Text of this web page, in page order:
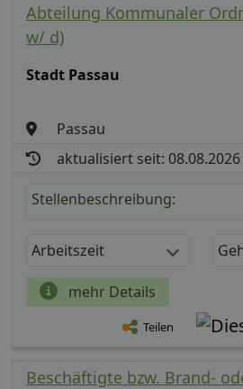
Abteilung Kommunaler
w/ d)
Stadt Passau
Passau
aktualisiert seit: 08.08.2026
Stellenbeschreibung:
Arbeitszeit
mehr Details
Teilen
Beschäftigte bzw. Brand-